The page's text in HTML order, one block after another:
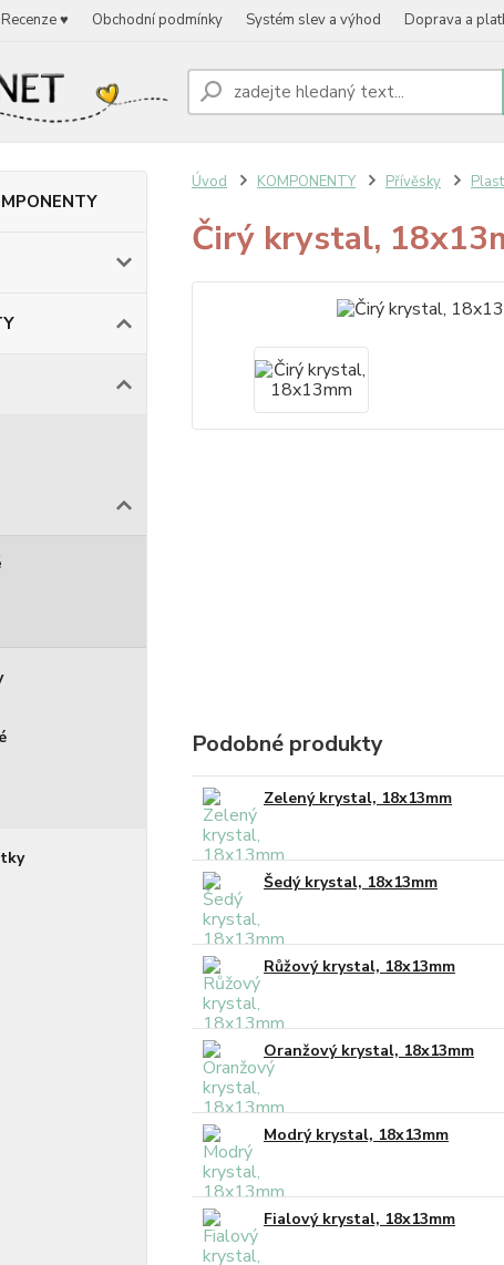
Recenze ♥ Obchodní podmínky Systém slev a výhod Doprava a
Úvod KOMPONENTY Přívěsky
Čirý krystal,
Podobné produkty
Zelený krystal, 18x13mm
Šedý krystal, 18x13mm
Růžový krystal, 18x13mm
Oranžový krystal, 18x13mm
Modrý krystal, 18x13mm
Fialový krystal, 18x13mm